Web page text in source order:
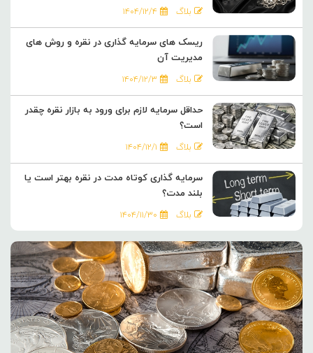
بلاگ ۱۴۰۴/۱۲/۴
ریسک های سرمایه گذاری در نقره و روش های
مدیریت آن
بلاگ ۱۴۰۴/۱۲/۳
حداقل سرمایه لازم برای ورود به بازار نقره چقدر
است؟
بلاگ ۱۴۰۴/۱۲/۱
سرمایه گذاری کوتاه مدت در نقره بهتر است یا
بلند مدت؟
بلاگ ۱۴۰۴/۱۱/۳۰